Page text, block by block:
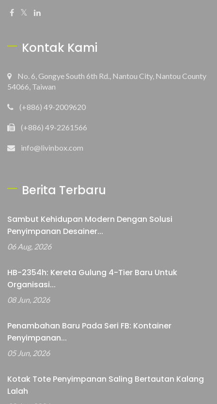
Kontak Kami
No. 6, Gongye South 6th Rd., Nantou City, Nantou County
54066, Taiwan
(+886) 49-2009620
(+886) 49-2261566
info@livinbox.com
Berita Terbaru
Sambut Kehidupan Modern Dengan Solusi
Penyimpanan Desainer...
06 Aug, 2026
HB-2354h: Kereta Gulung 4-Tier Baru Untuk
Organisasi...
08 Jun, 2026
Penambahan Baru Pada Seri FB: Kontainer
Penyimpanan...
05 Jun, 2026
Kotak Tote Penyimpanan Saling Bertautan Kalang
Lalah